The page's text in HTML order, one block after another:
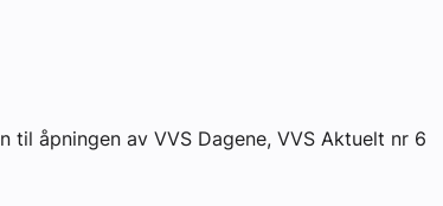
til åpningen av VVS Dagene, VVS Aktuelt nr 6